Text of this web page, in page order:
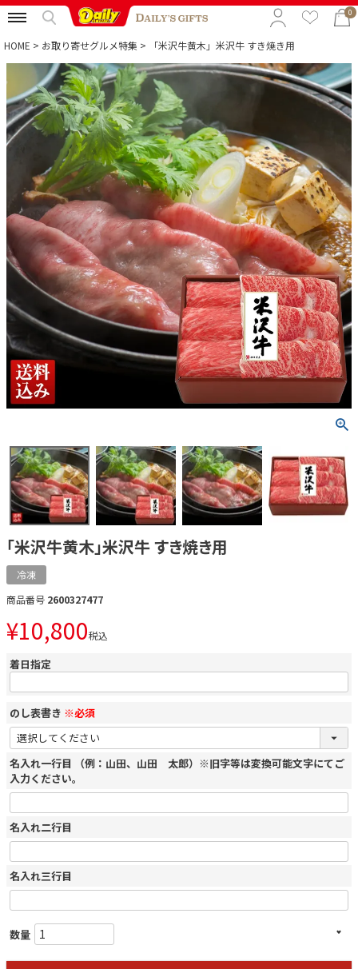
0
特集から選ぶ
予算から選ぶ
カテゴリから選ぶ
贈る相手から選ぶ
HOME お取り寄せグルメ特集 「米沢牛黄木」米沢牛 すき焼き用
「米沢牛黄木」米沢牛 すき焼き用
冷凍
商品番号 2600327477
¥10,800税込
着日指定
のし表書き ※必須
名入れ一行目 （例：山田、山田 太郎）※旧字等は変換可能文字にてご
入力ください。
名入れ二行目
名入れ三行目